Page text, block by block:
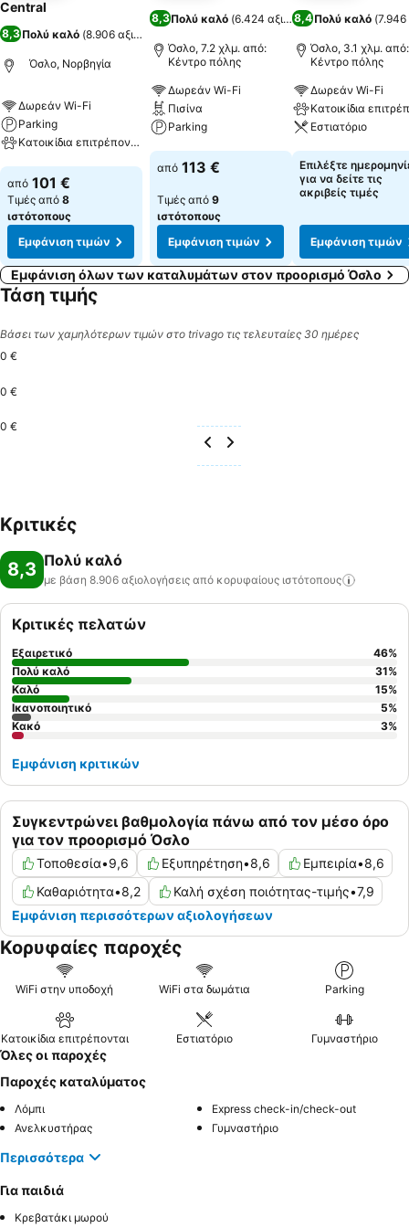
Central
8,3 Πολύ καλό (8.906 αξιολογήσεις
Όσλο, Νορβηγία
Δωρεάν Wi-Fi
Parking
Κατοικίδια επιτρέπονται
Εμφάνιση τιμών
από 101 €
Τιμές από 8
ιστότοπους
Εμφάνιση τιμών
8,3Πολύ καλό (6.424 αξιολογήσεις)
Όσλο, 7.2 χλμ. από:
Κέντρο πόλης
Δωρεάν Wi-Fi
Πισίνα
Parking
Εμφάνιση τιμών
από 113 €
Τιμές από 9
ιστότοπους
Εμφάνιση τιμών
8,4 Πολύ καλό (7.946
Όσλο, 3.1 χλμ. από:
Κέντρο πόλης
Δωρεάν Wi-Fi
Εστιατόριο
Εμφάνιση τιμών
Επιλέξτε
για να δείτε τις
ακριβείς τιμές
Εμφάνιση τιμών
Εμφάνιση όλων των καταλυμάτων στον προορισμό Όσλο
Τάση τιμής
Βάσει των χαμηλότερων τιμών στο trivago τις τελευταίες 30 ημέρες
0 €
0 €
0 €
Κριτικές
8,3 Πολύ καλό
με βάση 8.906 αξιολογήσεις από κορυφαίους ιστότοπους
Συγκεντρώνει βαθμολογία πάνω από τον μέσο όρο
για τον προορισμό Όσλο
Τοποθεσία•9,6 Εξυπηρέτηση•8,6 Εμπειρία•8,6
Καθαριότητα•8,2 Καλή σχέση ποιότητας-τιμής•7,9
Εμφάνιση περισσότερων αξιολογήσεων
Κριτικές πελατών
Εξαιρετικό 46%
Πολύ καλό
31%
Καλό
15%
Ικανοποιητικό
5%
Κακό
3%
Εμφάνιση κριτικών
Κορυφαίες παροχές
WiFi στην υποδοχή WiFi στα δωμάτια Parking
Κατοικίδια επιτρέπονται Εστιατόριο Γυμναστήριο
Όλες οι παροχές
Παροχές καταλύματος
Λόμπι
Express check-in/check-out
Ανελκυστήρας
Γυμναστήριο
Περισσότερα
Για παιδιά
Κρεβατάκι μωρού